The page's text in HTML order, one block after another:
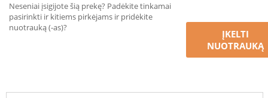
Neseniai įsigijote šią prekę? Padėkite tinkamai
pasirinkti ir kitiems pirkėjams ir pridėkite
nuotrauką (-as)?
ĮKELTI
NUOTRAUKĄ